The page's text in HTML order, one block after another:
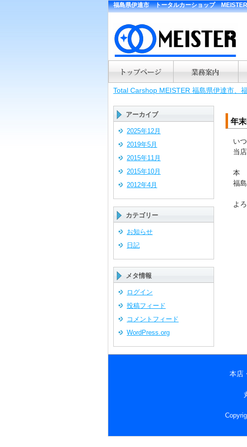
福島県伊達市 トータルカーショップ
Total Carshop MEISTER 福島県伊達市
アーカイブ
2025年12月
2019年5月
2015年11月
2015年10月
2012年4月
カテゴリー
お知らせ
日記
メタ情報
ログイン
投稿フィード
コメントフィード
WordPress.org
年
い
当
本
福
よ
本店